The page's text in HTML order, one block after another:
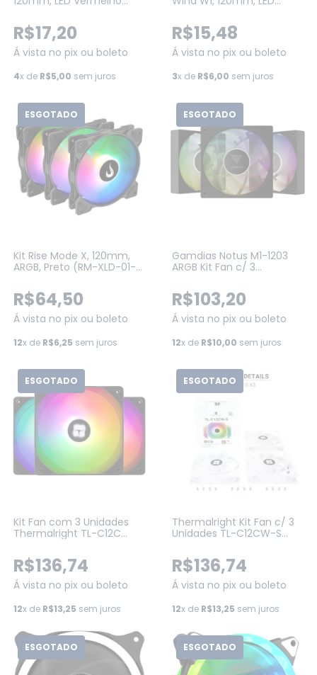
R$17,20
Á vista no pix ou boleto
4x de R$5,00 sem juros
R$15,48
Á vista no pix ou boleto
3x de R$6,00 sem juros
ESGOTADO
Kit Rise Mode X, 120mm,
ARGB, Preto (RM-XLD-01-
R$64,50
Á vista no pix ou boleto
12x de R$6,25 sem juros
ESGOTADO
Gamdias Notus M1-1203
ARGB Kit Fan c/ 3
Hidráulico, 1200RPM (M1-
1203ARGB)
R$103,20
Á vista no pix ou boleto
12x de R$10,00 sem juros
ESGOTADO
Kit Fan com 3 Unidades
Thermalright TL-C12C
X3)
R$136,74
Á vista no pix ou boleto
12x de R$13,25 sem juros
ESGOTADO
Thermalright Kit Fan c/ 3
Unidades TL-C12CW-S
C12CW-S)
R$136,74
Á vista no pix ou boleto
12x de R$13,25 sem juros
ESGOTADO ESGOTADO